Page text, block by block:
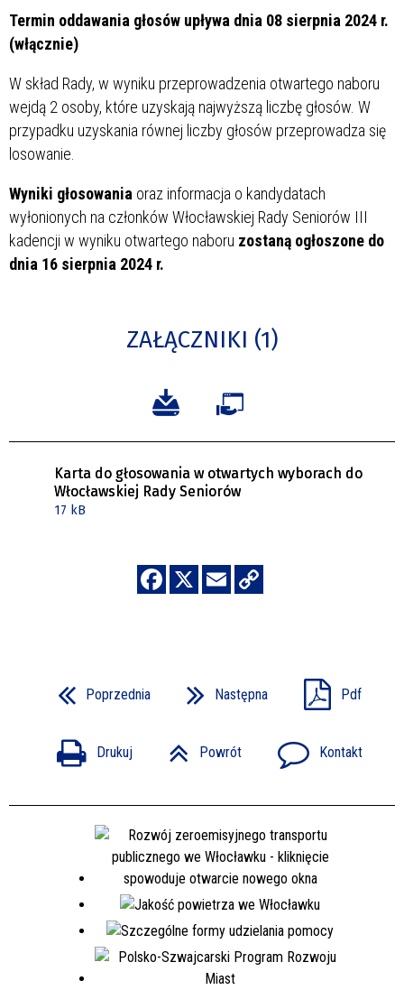
Termin oddawania głosów upływa dnia 08 sierpnia 2024 r.
(włącznie)
W skład Rady, w wyniku przeprowadzenia otwartego naboru
wejdą 2 osoby, które uzyskają najwyższą liczbę głosów. W
przypadku uzyskania równej liczby głosów przeprowadza się
losowanie.
Wyniki głosowania oraz informacja o kandydatach
wyłonionych na członków Włocławskiej Rady Seniorów III
kadencji w wyniku otwartego naboru zostaną ogłoszone do
dnia 16 sierpnia 2024 r.
ZAŁĄCZNIKI (1)
Karta do głosowania w otwartych wyborach do
Włocławskiej Rady Seniorów
17 kB
Poprzednia Następna Pdf
Drukuj Powrót Kontakt